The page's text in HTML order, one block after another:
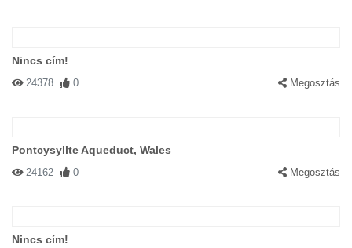
Nincs cím!
24378 0 Megosztás
Pontcysyllte Aqueduct, Wales
24162 0 Megosztás
Nincs cím!